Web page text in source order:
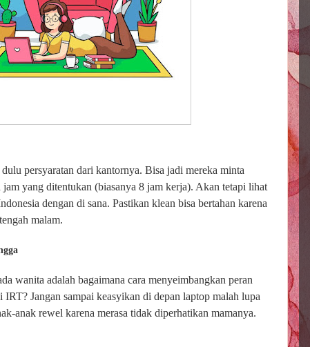
persyaratan dari kantornya. Bisa jadi mereka minta
jam yang ditentukan (biasanya 8 jam kerja). Akan tetapi lihat
dengan di sana. Pastikan klean bisa bertahan karena
malam.
wanita adalah bagaimana cara menyeimbangkan peran
IRT? Jangan sampai keasyikan di depan laptop malah lupa
anak rewel karena merasa tidak diperhatikan mamanya.